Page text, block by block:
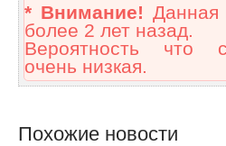
* Внимание! Данная
более 2 лет назад.
Вероятность что
очень низкая.
Похожие новости